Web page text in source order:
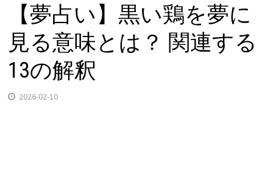
【夢占い】黒い鶏を夢に
見る意味とは？ 関連する
13の解釈
2026-02-10